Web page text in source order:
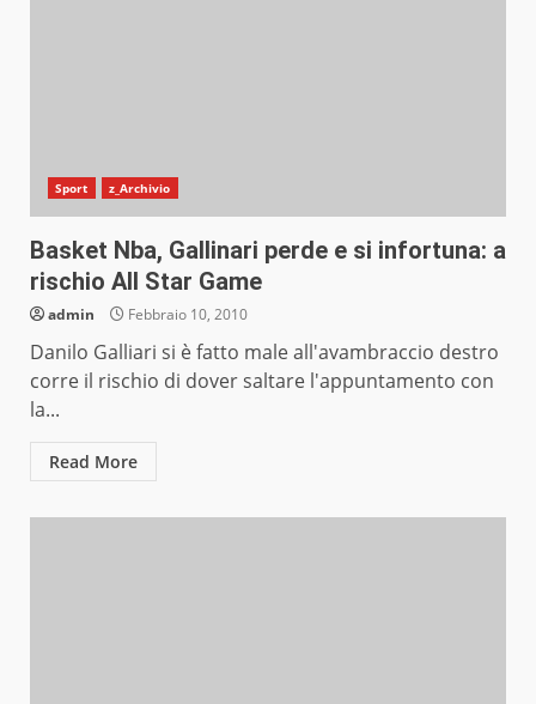
Sport z_Archivio
Basket Nba, Gallinari perde e si infortuna: a
rischio All Star Game
admin Febbraio 10, 2010
Danilo Galliari si è fatto male all'avambraccio destro
corre il rischio di dover saltare l'appuntamento con
la...
Read More